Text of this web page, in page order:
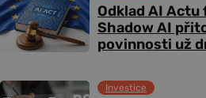
Odklad AI
Shadow AI
povinnosti už
Investice